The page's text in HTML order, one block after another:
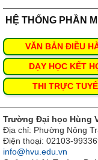
HỆ THỐNG PHẦN
VĂN BẢN ĐIỀU
DẠY HỌC KẾT
THI TRỰC
Trường Đại học Hùng
Địa chỉ: Phường Nông
Điện thoại: 02103-
info@hvu.edu.vn